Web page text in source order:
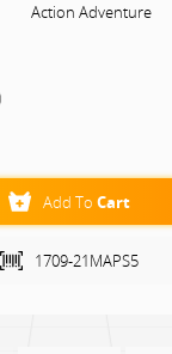
Action Adventure
Add ToCart
1709-21MAPS5